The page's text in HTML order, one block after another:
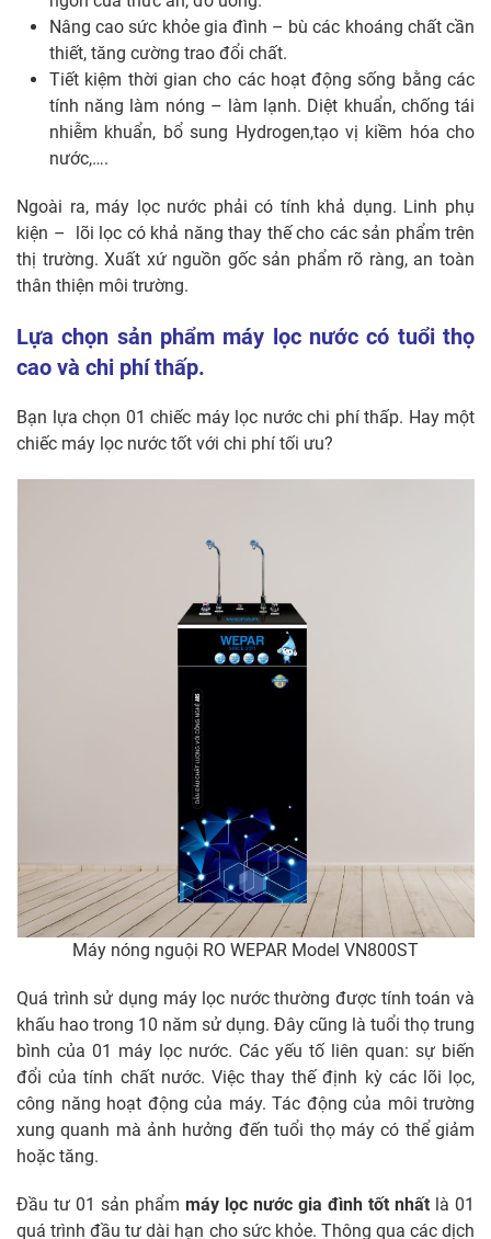
Nâng cao sức khỏe gia đình – bù các khoáng chất cần
thiết, tăng cường trao đổi chất.
Tiết kiệm thời gian cho các hoạt động sống bằng các
tính năng làm nóng – làm lạnh. Diệt khuẩn, chống tái
nhiễm khuẩn, bổ sung Hydrogen,tạo vị kiềm hóa cho
nước,….
Ngoài ra, máy lọc nước phải có tính khả dụng. Linh phụ
kiện – lõi lọc có khả năng thay thế cho các sản phẩm trên
thị trường. Xuất xứ nguồn gốc sản phẩm rõ ràng, an toàn
thân thiện môi trường.
Lựa chọn sản phẩm máy lọc nước có tuổi thọ
cao và chi phí thấp.
Bạn lựa chọn 01 chiếc máy lọc nước chi phí thấp. Hay một
chiếc máy lọc nước tốt với chi phí tối ưu?
Máy nóng nguội RO WEPAR Model VN800ST
Quá trình sử dụng máy lọc nước thường được tính toán và
khấu hao trong 10 năm sử dụng. Đây cũng là tuổi thọ trung
bình của 01 máy lọc nước. Các yếu tố liên quan: sự biến
đổi của tính chất nước. Việc thay thế định kỳ các lõi lọc,
công năng hoạt động của máy. Tác động của môi trường
xung quanh mà ảnh hưởng đến tuổi thọ máy có thể giảm
hoặc tăng.
Đầu tư 01 sản phẩm máy lọc nước gia đình tốt nhất là 01
quá trình đầu tư dài hạn cho sức khỏe. Thông qua các dịch